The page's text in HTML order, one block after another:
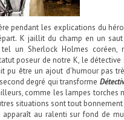
pendant les explications du
K jaillit du champ en un
un Sherlock Holmes coréen,
poseur de notre K, le détective
être un ajout d’humour pas
degré qui transforme
comme les lampes torches
situations sont tout
au ralenti sur fond de